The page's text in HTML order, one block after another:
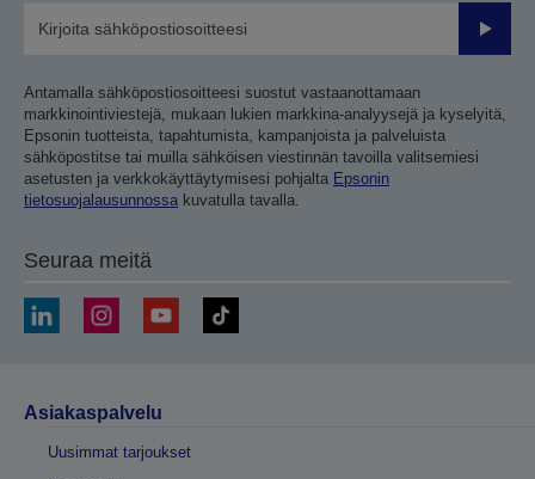
Lähetä
Antamalla sähköpostiosoitteesi suostut vastaanottamaan
markkinointiviestejä, mukaan lukien markkina-analyysejä ja kyselyitä,
Epsonin tuotteista, tapahtumista, kampanjoista ja palveluista
sähköpostitse tai muilla sähköisen viestinnän tavoilla valitsemiesi
asetusten ja verkkokäyttäytymisesi pohjalta Epsonin
tietosuojalausunnossa kuvatulla tavalla.
Seuraa meitä
Asiakaspalvelu
Uusimmat tarjoukset